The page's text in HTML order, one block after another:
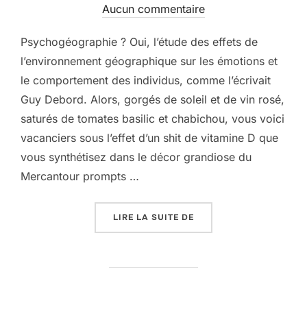
le
Aucun commentaire
Psychogéographie ? Oui, l’étude des effets de
l’environnement géographique sur les émotions et
le comportement des individus, comme l’écrivait
Guy Debord. Alors, gorgés de soleil et de vin rosé,
saturés de tomates basilic et chabichou, vous voici
vacanciers sous l’effet d’un shit de vitamine D que
vous synthétisez dans le décor grandiose du
Mercantour prompts …
LIRE LA SUITE DE